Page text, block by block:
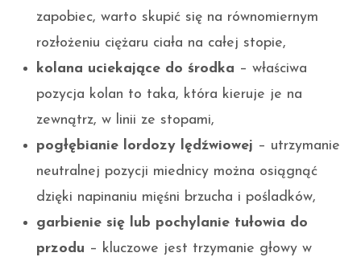
zapobiec, warto skupić się na równomiernym
rozłożeniu ciężaru ciała na całej stopie,
kolana uciekające do środka – właściwa
pozycja kolan to taka, która kieruje je na
zewnątrz, w linii ze stopami,
pogłębianie lordozy lędźwiowej – utrzymanie
neutralnej pozycji miednicy można osiągnąć
dzięki napinaniu mięśni brzucha i pośladków,
garbienie się lub pochylanie tułowia do
przodu – kluczowe jest trzymanie głowy w